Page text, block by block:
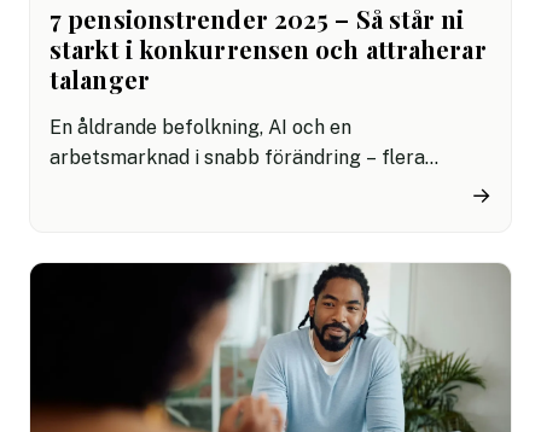
7 pensionstrender 2025 – Så står ni
starkt i konkurrensen och attraherar
talanger
En åldrande befolkning, AI och en
arbetsmarknad i snabb förändring – flera
nycklarna till framgång.
→